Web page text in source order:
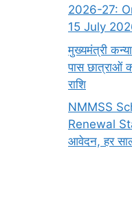
2026-27:
15 July
मुख्यमंत्री
पास छात्राओं
राशि
NMMSS
Renewal
आवेदन, हर